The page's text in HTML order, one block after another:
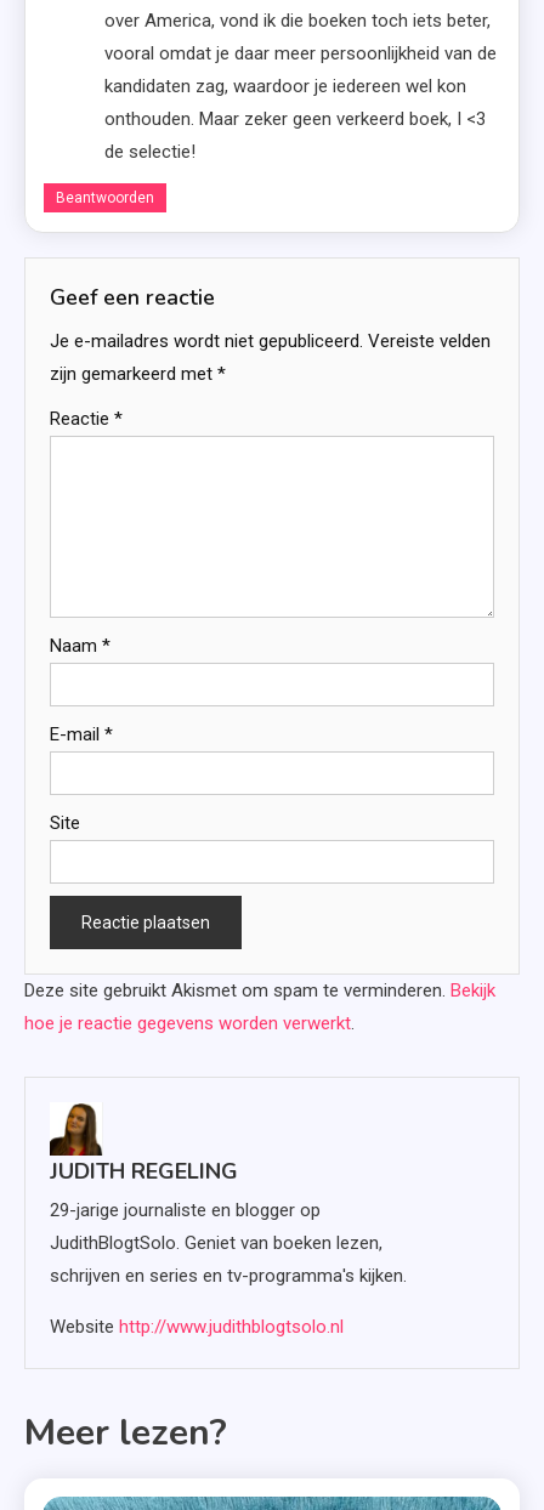
over America, vond ik die boeken toch iets beter,
vooral omdat je daar meer persoonlijkheid van de
kandidaten zag, waardoor je iedereen wel kon
onthouden. Maar zeker geen verkeerd boek, I <3
de selectie!
Beantwoorden
Geef een reactie
Je e-mailadres wordt niet gepubliceerd. Vereiste velden
zijn gemarkeerd met *
Reactie *
Naam *
E-mail *
Site
Deze site gebruikt Akismet om spam te verminderen. Bekijk
hoe je reactie gegevens worden verwerkt.
JUDITH REGELING
29-jarige journaliste en blogger op
JudithBlogtSolo. Geniet van boeken lezen,
schrijven en series en tv-programma's kijken.
Website http://www.judithblogtsolo.nl
Meer lezen?